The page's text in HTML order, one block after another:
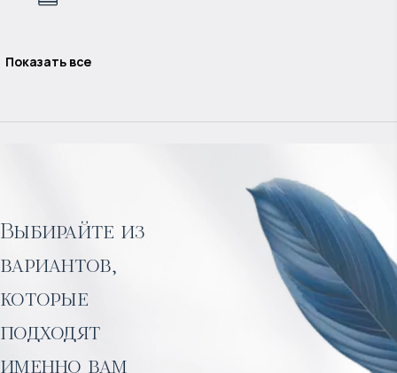
Показать все
Выбирайте из
вариантов,
которые
подходят
именно вам